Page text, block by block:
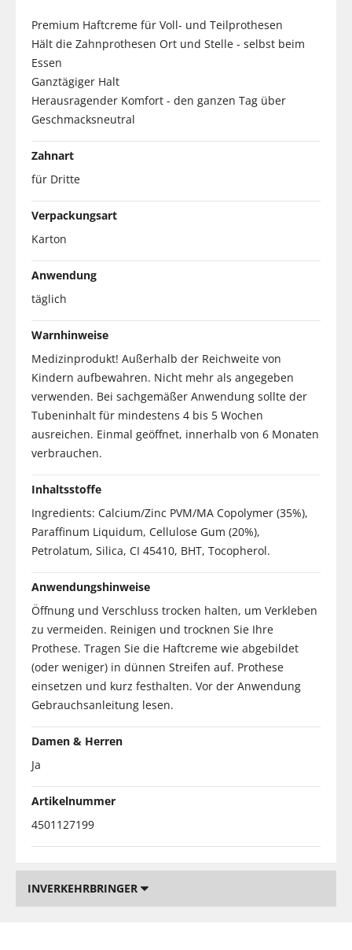
Premium Haftcreme für Voll- und Teilprothesen
Hält die Zahnprothesen Ort und Stelle - selbst beim
Essen
Ganztägiger Halt
Herausragender Komfort - den ganzen Tag über
Geschmacksneutral
Zahnart
für Dritte
Verpackungsart
Karton
Anwendung
täglich
Warnhinweise
Medizinprodukt! Außerhalb der Reichweite von
Kindern aufbewahren. Nicht mehr als angegeben
verwenden. Bei sachgemäßer Anwendung sollte der
Tubeninhalt für mindestens 4 bis 5 Wochen
ausreichen. Einmal geöffnet, innerhalb von 6 Monaten
verbrauchen.
Inhaltsstoffe
Ingredients: Calcium/Zinc PVM/MA Copolymer (35%),
Paraffinum Liquidum, Cellulose Gum (20%),
Petrolatum, Silica, CI 45410, BHT, Tocopherol.
Anwendungshinweise
Öffnung und Verschluss trocken halten, um Verkleben
zu vermeiden. Reinigen und trocknen Sie Ihre
Prothese. Tragen Sie die Haftcreme wie abgebildet
(oder weniger) in dünnen Streifen auf. Prothese
einsetzen und kurz festhalten. Vor der Anwendung
Gebrauchsanleitung lesen.
Damen & Herren
Ja
Artikelnummer
4501127199
INVERKEHRBRINGER